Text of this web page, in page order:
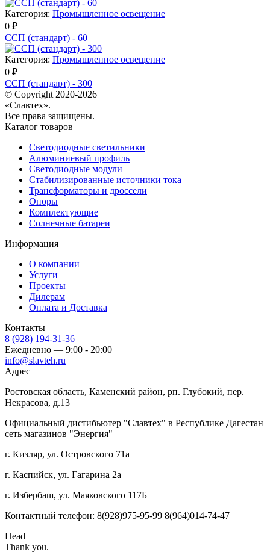
Категория: Промышленное освещение
0 ₽
ССП (стандарт) - 60
Категория: Промышленное освещение
0 ₽
ССП (стандарт) - 300
© Copyright 2020-2026
«Славтех».
Все права защищены.
Каталог товаров
Светодиодные светильники
Алюминиевый профиль
Светодиодные модули
Стабилизированные источники тока
Трансформаторы и дроссели
Опоры
Комплектующие
Солнечные батареи
Информация
О компании
Услуги
Проекты
Дилерам
Оплата и Доставка
Контакты
8 (928) 194-31-36
Ежедневно — 9:00 - 20:00
info@slavteh.ru
Адрес
Ростовская область, Каменский район, рп. Глубокий, пер.
Некрасова, д.13
Официальный дистибьютер "Славтех" в Республике Дагестан
сеть магазинов "Энергия"
г. Кизляр, ул. Островского 71а
г. Каспийск, ул. Гагарина 2а
г. Избербаш, ул. Маяковского 117Б
Контактный телефон: 8(928)975-95-99 8(964)014-74-47
Head
Thank you.